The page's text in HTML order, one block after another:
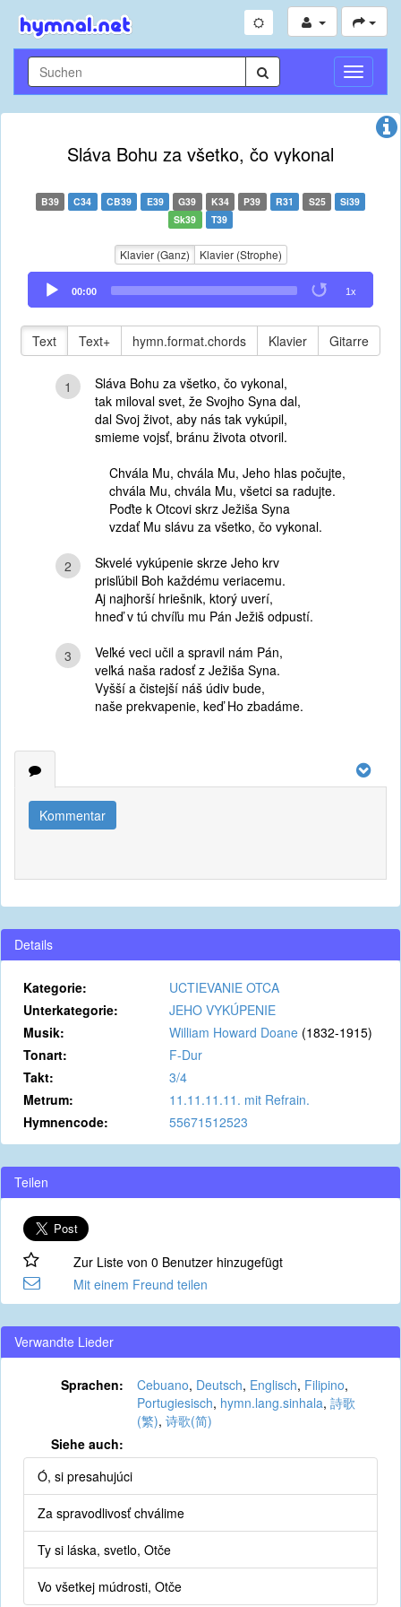
Sláva Bohu za všetko, čo vykonal
B39 C34 CB39 E39 G39 K34 P39 R31 S25
Si39
Sk39
T39
Klavier (Ganz) Klavier (Strophe)
Audio
Player
00:00 1x
Text Text+ hymn.format.chords Klavier Gitarre
1
Sláva Bohu za všetko, čo vykonal,
tak miloval svet, že Svojho Syna dal,
dal Svoj život, aby nás tak vykúpil,
smieme vojsť, bránu života otvoril.
Chvála Mu, chvála Mu, Jeho hlas počujte,
chvála Mu, chvála Mu, všetci sa radujte.
Poďte k Otcovi skrz Ježiša Syna
vzdať Mu slávu za všetko, čo vykonal.
2
Skvelé vykúpenie skrze Jeho krv
prisľúbil Boh každému veriacemu.
Aj najhorší hriešnik, ktorý uverí,
hneď v tú chvíľu mu Pán Ježiš odpustí.
3
Veľké veci učil a spravil nám Pán,
veľká naša radosť z Ježiša Syna.
Vyšší a čistejší náš údiv bude,
naše prekvapenie, keď Ho zbadáme.
Kommentar
Details
Kategorie:
UCTIEVANIE OTCA
Unterkategorie:
JEHO VYKÚPENIE
Musik:
William Howard Doane (1832-1915)
Tonart:
F-Dur
Takt:
3/4
Metrum:
11.11.11.11. mit Refrain.
Hymnencode:
55671512523
Teilen
Zur Liste von 0 Benutzer hinzugefügt
Mit einem Freund teilen
Verwandte Lieder
Sprachen: Cebuano, Deutsch, Englisch, Filipino,
Portugiesisch, hymn.lang.sinhala, 詩歌
(繁), 诗歌(简)
Siehe auch:
Ó, si presahujúci
Za spravodlivosť chválime
Ty si láska, svetlo, Otče
Vo všetkej múdrosti, Otče